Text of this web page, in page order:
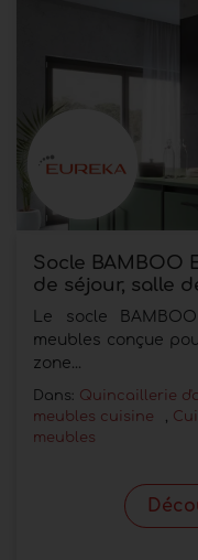
Socle BAMBOO
de séjour, salle
Le socle
meubles conçue
zone...
Dans: Quincaillerie
meubles cuisine
meubles